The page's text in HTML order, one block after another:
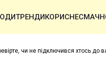
ТРЕНДИКОРИСНЕ
чи не підключився хтось до